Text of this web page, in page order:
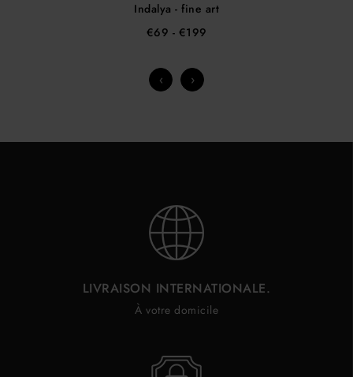
Indalya - fine art
€69 - €199
‹ ›
LIVRAISON INTERNATIONALE.
À votre domicile